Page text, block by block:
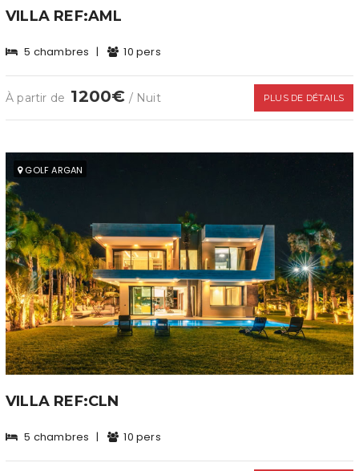
VILLA REF:AML
5 chambres | 10 pers
À partir de 1200€ / Nuit PLUS DE DÉTAILS
GOLF ARGAN
VILLA REF:CLN
5 chambres | 10 pers